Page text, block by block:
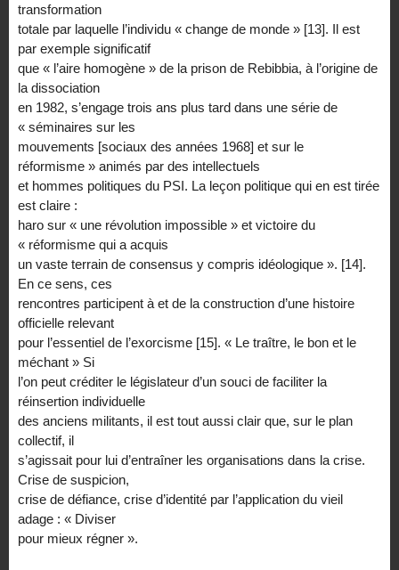
transformation
totale par laquelle l’individu « change de monde » [13]. Il est
par exemple significatif
que « l’aire homogène » de la prison de Rebibbia, à l’origine de
la dissociation
en 1982, s’engage trois ans plus tard dans une série de
« séminaires sur les
mouvements [sociaux des années 1968] et sur le
réformisme » animés par des intellectuels
et hommes politiques du PSI. La leçon politique qui en est tirée
est claire :
haro sur « une révolution impossible » et victoire du
« réformisme qui a acquis
un vaste terrain de consensus y compris idéologique ». [14].
En ce sens, ces
rencontres participent à et de la construction d’une histoire
officielle relevant
pour l’essentiel de l’exorcisme [15]. « Le traître, le bon et le
méchant » Si
l’on peut créditer le législateur d’un souci de faciliter la
réinsertion individuelle
des anciens militants, il est tout aussi clair que, sur le plan
collectif, il
s’agissait pour lui d’entraîner les organisations dans la crise.
Crise de suspicion,
crise de défiance, crise d’identité par l’application du vieil
adage : « Diviser
pour mieux régner ».